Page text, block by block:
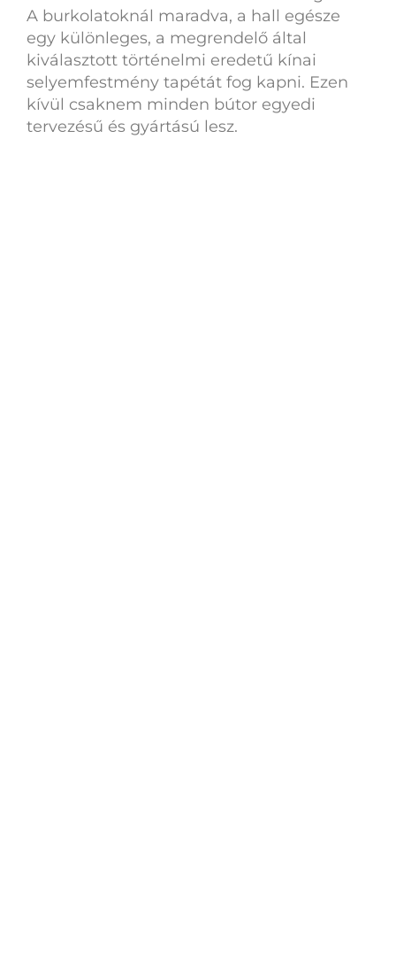
A burkolatoknál maradva, a hall egésze
egy különleges, a megrendelő által
kiválasztott történelmi eredetű kínai
selyemfestmény tapétát fog kapni. Ezen
kívül csaknem minden bútor egyedi
tervezésű és gyártású lesz.